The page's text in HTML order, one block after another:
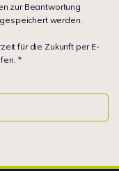
zur Beantwortung
werden.
für die Zukunft per E-
*